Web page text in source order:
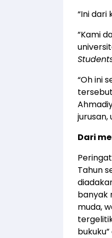
“Ini dari
”Kami
“Oh ini
jurusan,
Dari
Tahun
banyak
muda,